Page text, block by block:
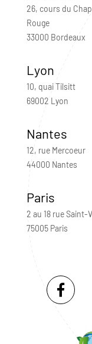
26, cours du
Rouge
33000 Bordeaux
Lyon
10, quai Tilsitt
69002 Lyon
Nantes
12, rue Mercoeur
44000 Nantes
Paris
2 au 18 rue Saint-
75005 Paris